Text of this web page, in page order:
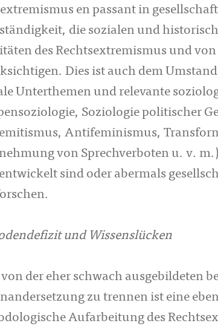
en passant in
die sozialen und
des Rechtsextremismus und
Dies ist auch dem
Unterthemen und relevante
Soziologie politischer
Antifeminismus,
von Sprechverboten u. v.
sind oder abermals
und Wissenslücken
der eher schwach ausgebildeten
zu trennen ist eine
Aufarbeitung des